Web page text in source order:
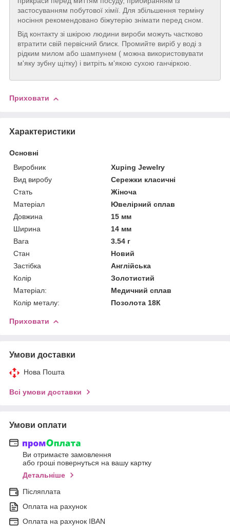
застосуванням побутової хімії. Для збільшення терміну
носіння рекомендовано біжутерію знімати перед сном.
Від контакту зі шкірою людини вироби можуть частково
втратити свій первісний блиск. Промийте виріб у воді з
рідким милом або шампунем ( можна використовувати
м'яку зубну щітку) і витріть м'якою сухою ганчіркою.
Приховати
Характеристики
Основні
Виробник
Xuping Jewelry
Вид виробу
Сережки класичні
Стать
Жіноча
Матеріал
Ювелірний сплав
Довжина
15 мм
Ширина
14 мм
Вага
3.54 г
Стан
Новий
Застібка
Англійська
Колір
Золотистий
Матеріал:
Медичний сплав
Колір металу:
Позолота 18К
Приховати
Умови доставки
Нова Пошта
Всі умови доставки
Умови оплати
Ви отримаєте замовлення
або гроші повернуться на вашу картку
Детальніше
Післяплата
Оплата на рахунок
Оплата на рахунок IBAN